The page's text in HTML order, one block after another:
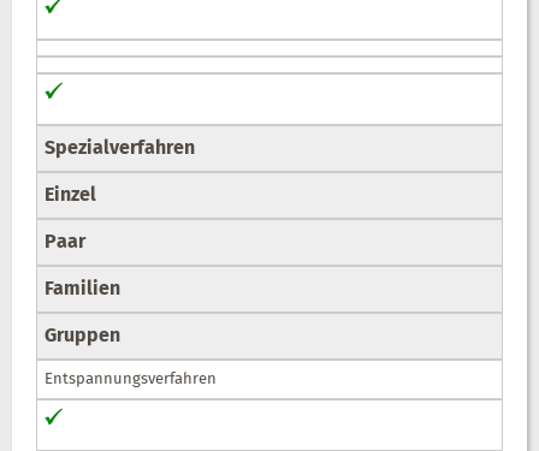
Spezialverfahren
Einzel
Paar
Familien
Gruppen
Entspannungsverfahren